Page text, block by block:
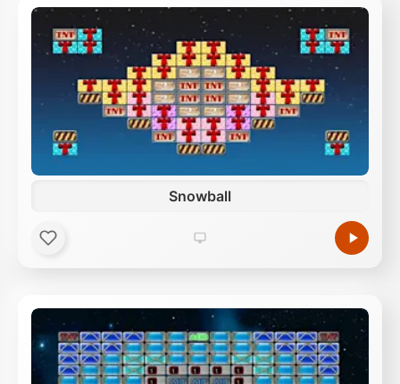
Snowball